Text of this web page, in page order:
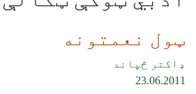
ټول نعمتونه
ډاکتر څپاند
23.06.2011